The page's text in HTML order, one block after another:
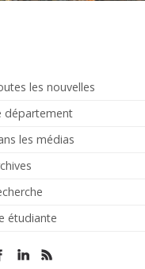
les nouvelles
département
les médias
étudiante